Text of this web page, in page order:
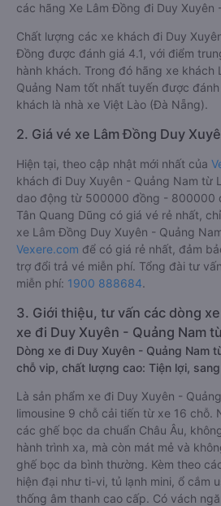
các hãng Xe Lâm Đồng đi Duy Xuyên
Chất lượng các xe khách đi Duy
Đồng được đánh giá 4.1, với điểm
hành khách. Trong đó hãng xe khách
Quảng Nam tốt nhất tuyến được
khách là nhà xe Việt Lào (Đà Nẵng).
2. Giá vé xe Lâm Đồng Duy
Hiện tại, theo cập nhật mới nhất của
khách đi Duy Xuyên - Quảng Nam từ
dao động từ 500000 đồng - 800000
Tân Quang Dũng có giá vé rẻ nhất,
xe Lâm Đồng Duy Xuyên - Quảng
Vexere.com để có giá rẻ nhất, đảm
trợ đổi trả vé miễn phí. Tổng đài tư
miễn phí: 1900 888684.
3. Giới thiệu, tư vấn các dòng
xe đi Duy Xuyên - Quảng Nam
Dòng xe đi Duy Xuyên - Quảng Nam
chỗ vip, chất lượng cao: Tiện lợi,
Là sản phẩm xe đi Duy Xuyên -
limousine 9 chỗ cải tiến từ xe 16 chỗ.
các ghế bọc da chuẩn Châu Âu,
hành trình xa, mà còn mát mẻ và
ghế bọc da bình thường. Kèm theo
hiện đại như ti-vi, tủ lạnh mini, ổ cắm
thống âm thanh cao cấp. Có vách